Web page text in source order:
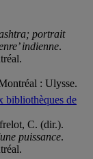
portrait
indienne.
: Ulysse.
bibliothèques de
C. (dir.).
puissance.